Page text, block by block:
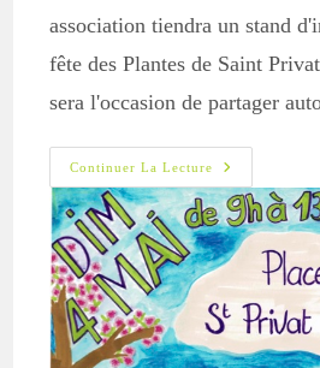
association tiendra un stand
fête des Plantes de Saint
sera l'occasion de partager
Continuer La Lecture
Marché
Aux
Plants
–
St
Privat
De
Vallongue
Le
4
Mai
2025